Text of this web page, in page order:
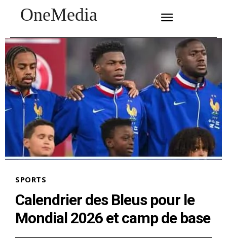
OneMedia
SPORTS
Calendrier des Bleus pour le
Mondial 2026 et camp de base